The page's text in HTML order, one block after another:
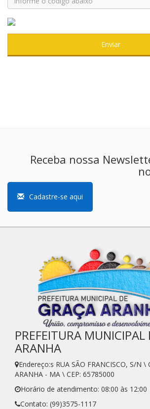
Enviar
Receba nossa
Cadastre-se aqui
PREFEITURA MUNICIPAL
ARANHA
Endereço:s RUA SÃO FRANCISCO, S/N \
ARANHA - MA \ CEP: 65785000
Horário de atendimento: 08:00 às 12:00
Contato: (99)3575-1117